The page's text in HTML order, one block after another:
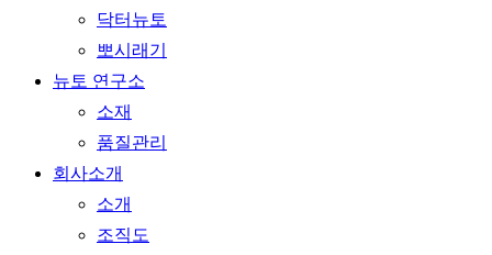
닥터뉴토
뽀시래기
뉴토 연구소
소재
품질관리
회사소개
소개
조직도